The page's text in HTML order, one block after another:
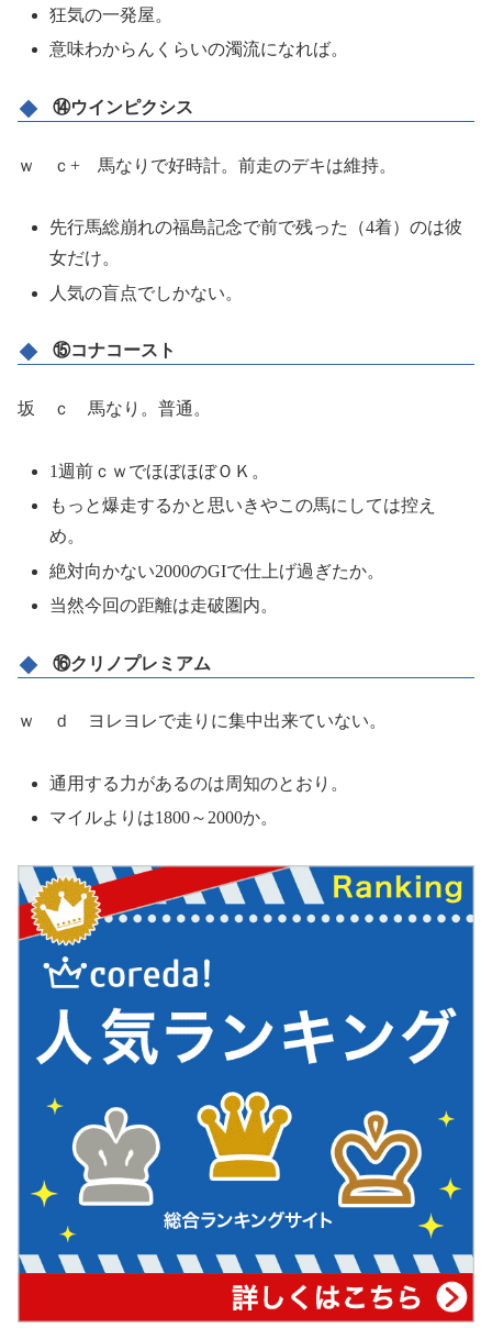
狂気の一発屋。
意味わからんくらいの濁流になれば。
⑭ウインピクシス
ｗ ｃ+ 馬なりで好時計。前走のデキは維持。
先行馬総崩れの福島記念で前で残った（4着）のは彼
女だけ。
人気の盲点でしかない。
⑮コナコースト
坂 ｃ 馬なり。普通。
1週前ｃｗでほぼほぼＯＫ。
もっと爆走するかと思いきやこの馬にしては控え
め。
絶対向かない2000のGIで仕上げ過ぎたか。
当然今回の距離は走破圏内。
⑯クリノプレミアム
ｗ ｄ ヨレヨレで走りに集中出来ていない。
通用する力があるのは周知のとおり。
マイルよりは1800～2000か。